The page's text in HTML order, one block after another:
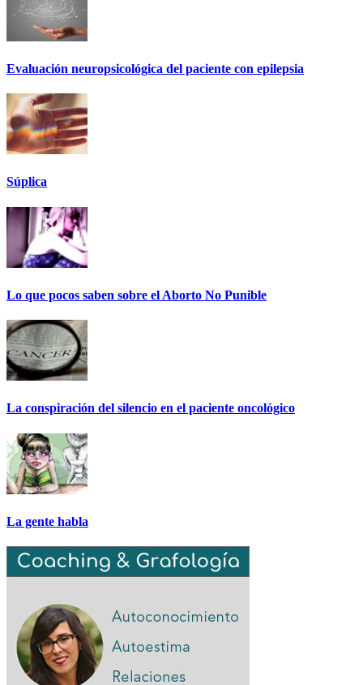
Evaluación neuropsicológica del paciente con epilepsia
Súplica
Lo que pocos saben sobre el Aborto No Punible
La conspiración del silencio en el paciente oncológico
La gente habla